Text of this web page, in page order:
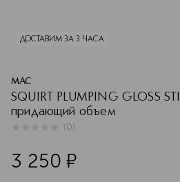
ДОСТАВИМ ЗА 3 ЧАСА
MAC
SQUIRT PLUMPING GLOSS
придающий объем
(0)
3 250 ¤